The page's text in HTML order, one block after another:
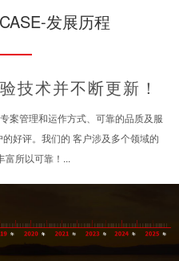
发展历程
技术并不断更新！
案管理和运作方式、可靠的品质及服
好评。我们的 客户涉及多个领域的
富所以可靠！...